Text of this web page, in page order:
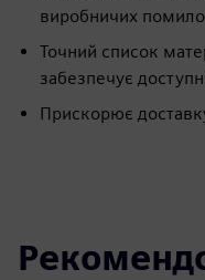
виробничих
Точний список
забезпечує
Прискорює